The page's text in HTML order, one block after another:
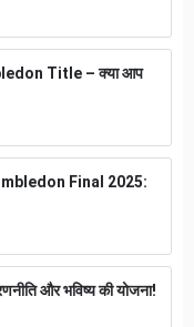
Title – क्या आप
Final 2025:
और भविष्य की योजना!